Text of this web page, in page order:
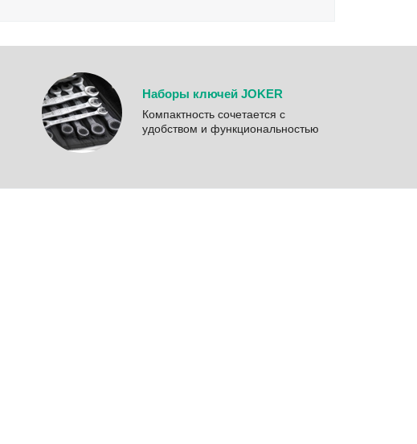
Наборы ключей JOKER
Компактность сочетается с
удобством и функциональностью